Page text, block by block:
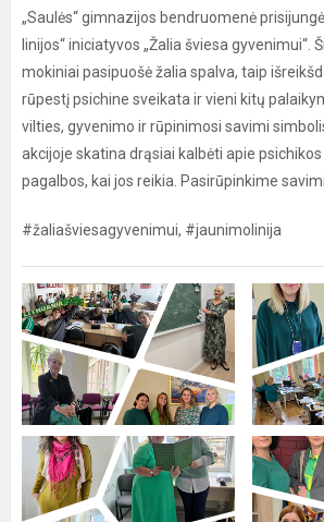
„Saulės“ gimnazijos bendruomenė
linijos“ iniciatyvos „Žalia šviesa gyvenimui“.
mokiniai pasipuošė žalia spalva, taip
rūpestį psichine sveikata ir vieni kitų
vilties, gyvenimo ir rūpinimosi savimi
akcijoje skatina drąsiai kalbėti apie
pagalbos, kai jos reikia. Pasirūpinkime
#žaliašviesagyvenimui, #jaunimolinija